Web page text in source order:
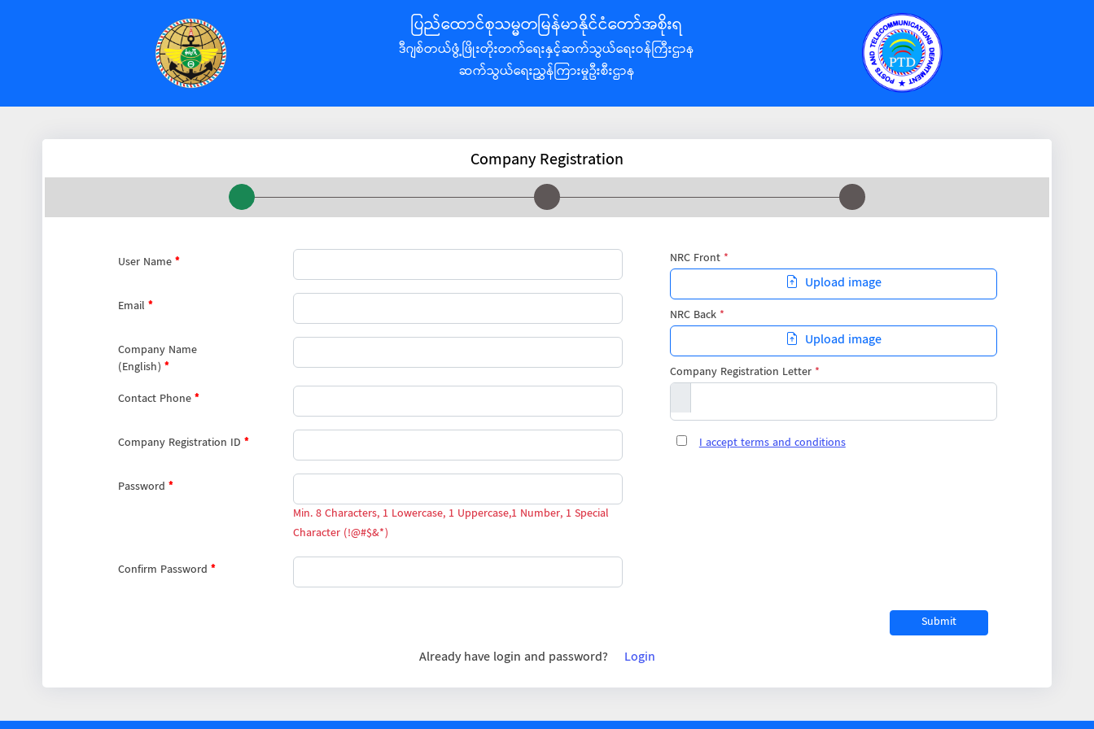
ပြည်ထောင်စုသမ္မတမြန်မာနိုင်ငံတော်အစိုးရ
ဒီဂျစ်တယ်ဖွံ့ဖြိုးတိုးတက်ရေးနှင့်ဆက်သွယ်ရေးဝန်ကြီးဌာန
ဆက်သွယ်ရေးညွှန်ကြားမှုဦးစီးဌာန
Company Registration
User Name*
Email*
Company Name
(English)*
Contact Phone*
Company Registration ID*
Password*
Min. 8 Characters, 1 Lowercase, 1 Uppercase,1 Number, 1 Special
Character (!@#$&*)
Confirm Password*
NRC Front*
Upload image
NRC Back*
Upload image
Company Registration Letter*
I accept terms and conditions
Submit
Already have login and password? Login